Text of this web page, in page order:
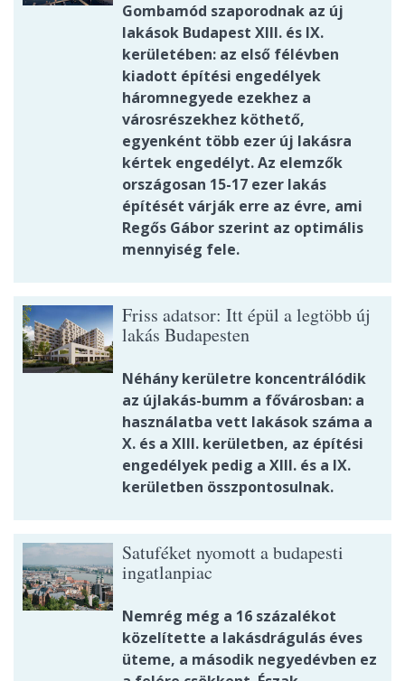
Gombamód szaporodnak az új
lakások Budapest XIII. és IX.
kerületében: az első félévben
kiadott építési engedélyek
háromnegyede ezekhez a
városrészekhez köthető,
egyenként több ezer új lakásra
kértek engedélyt. Az elemzők
országosan 15-17 ezer lakás
építését várják erre az évre, ami
Regős Gábor szerint az optimális
mennyiség fele.
Friss adatsor: Itt épül a legtöbb új
lakás Budapesten
Néhány kerületre koncentrálódik
az újlakás-bumm a fővárosban: a
használatba vett lakások száma a
X. és a XIII. kerületben, az építési
engedélyek pedig a XIII. és a IX.
kerületben összpontosulnak.
Satuféket nyomott a budapesti
ingatlanpiac
Nemrég még a 16 százalékot
közelítette a lakásdrágulás éves
üteme, a második negyedévben ez